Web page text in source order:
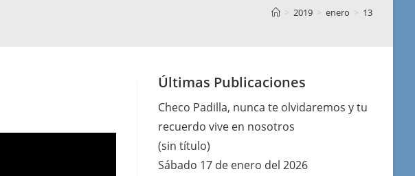
> 2019 > enero > 13
Últimas Publicaciones
Checo Padilla, nunca te olvidaremos y tu
recuerdo vive en nosotros
(sin título)
Sábado 17 de enero del 2026